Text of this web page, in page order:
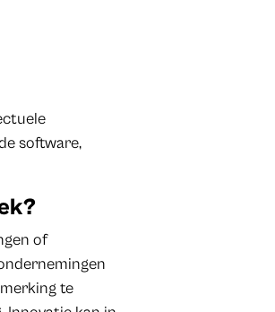
software,
of
te